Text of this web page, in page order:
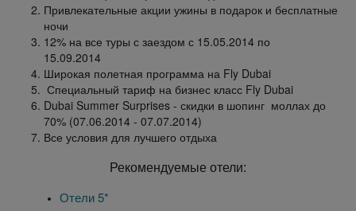
Привлекательные акции ужины в подарок и бесплатные
ночи
12% на все туры с заездом с 15.05.2014 по
15.09.2014
Широкая полетная программа на Fly Dubai
Специальный тариф на бизнес класс Fly Dubai
Dubai Summer Surprises - скидки в шопинг моллах до
70% (07.06.2014 - 07.07.2014)
Все условия для лучшего отдыха
Рекомендуемые отели:
Отели 5*